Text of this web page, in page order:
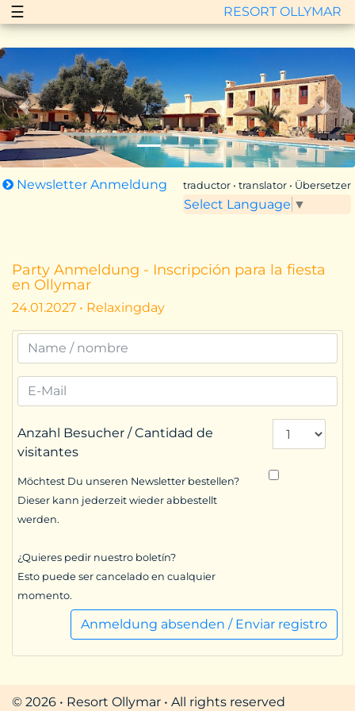
☰ RESORT OLLYMAR
Zurück Vor
Newsletter Anmeldung traductor • translator • Übersetzer
Select Language ▼
Party Anmeldung - Inscripción para la fiesta
en Ollymar
24.01.2027 • Relaxingday
Anzahl Besucher / Cantidad de
visitantes
Möchtest Du unseren Newsletter bestellen?
Dieser kann jederzeit wieder abbestellt
werden.
¿Quieres pedir nuestro boletín?
Esto puede ser cancelado en cualquier
momento.
Anmeldung absenden / Enviar registro
© 2026 • Resort Ollymar • All rights reserved